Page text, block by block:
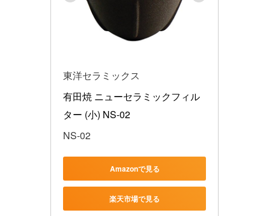
東洋セラミックス
有田焼 ニューセラミックフィル
ター (小) NS-02
NS-02
Amazonで見る
楽天市場で見る